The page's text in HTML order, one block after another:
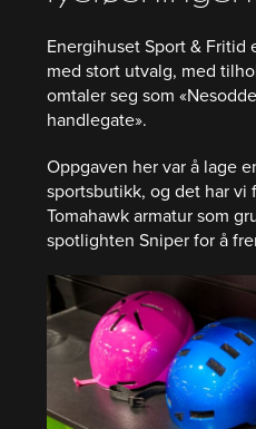
Energihuset Sport & Fritid
med stort utvalg, med
omtaler seg som
handlegate».
Oppgaven her var å lage
sportsbutikk, og det har vi
Tomahawk armatur som
spotlighten Sniper for å